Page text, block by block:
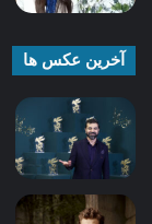
آخرین عکس ها